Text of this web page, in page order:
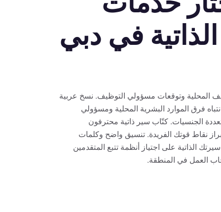
في دبي
المحلية وتوقعات مسؤولي التوظيف. نسخ عربية
فرق الموارد البشرية المحلية ومسؤولي
الجنسيات. كتّاب سير ذاتية محترفون
نقاط قوتك الفريدة. تنسيق واضح وكلمات
الذاتية على اجتياز أنظمة تتبع المتقدمين
العمل في المنطقة.